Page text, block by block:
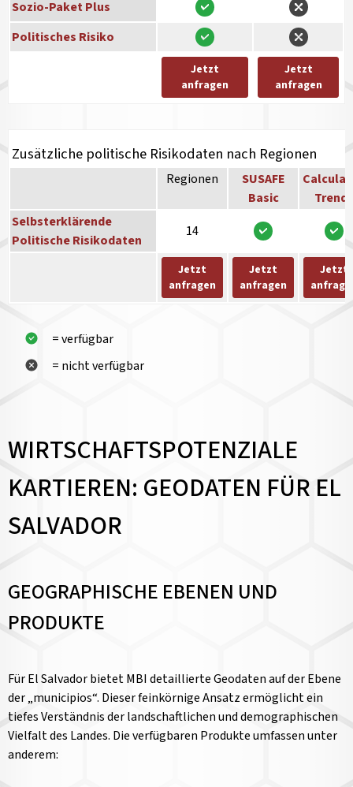
Sozio-Paket Plus
Politisches Risiko
Jetzt
anfragen
Jetzt
anfragen
Zusätzliche politische Risikodaten nach Regionen
Regionen
SUSAFE
Basic
Trends
Selbsterklärende
Politische Risikodaten
14
Jetzt
anfragen
Jetzt
anfragen
Jetzt
= verfügbar
= nicht verfügbar
WIRTSCHAFTSPOTENZIALE
KARTIEREN: GEODATEN FÜR EL
SALVADOR
GEOGRAPHISCHE EBENEN UND
PRODUKTE
Für El Salvador bietet MBI detaillierte Geodaten auf der Ebene
der „municipios“. Dieser feinkörnige Ansatz ermöglicht ein
tiefes Verständnis der landschaftlichen und demographischen
Vielfalt des Landes. Die verfügbaren Produkte umfassen unter
anderem: